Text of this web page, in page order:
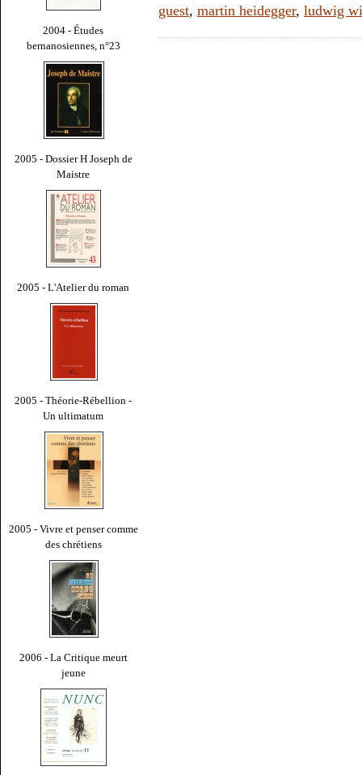
2004 - Études
bernanosiennes, n°23
2005 - Dossier H Joseph de
Maistre
2005 - L'Atelier du roman
2005 - Théorie-Rébellion -
Un ultimatum
2005 - Vivre et penser comme
des chrétiens
2006 - La Critique meurt
jeune
guest, martin heidegger, ludwig